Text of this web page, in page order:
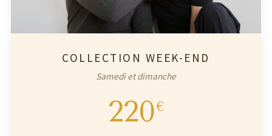
COLLECTION WEEK-END
Samedi et dimanche
220€